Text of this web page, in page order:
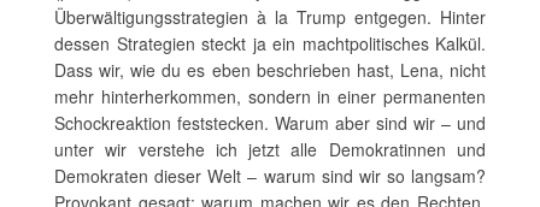
Überwältigungsstrategien à la Trump entgegen. Hinter
dessen Strategien steckt ja ein machtpolitisches Kalkül.
Dass wir, wie du es eben beschrieben hast, Lena, nicht
mehr hinterherkommen, sondern in einer permanenten
Schockreaktion feststecken. Warum aber sind wir – und
unter wir verstehe ich jetzt alle Demokratinnen und
Demokraten dieser Welt – warum sind wir so langsam?
Provokant gesagt: warum machen wir es den Rechten,